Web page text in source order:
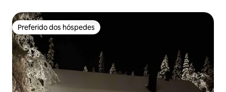
Preferido dos hóspedes
Preferido dos hóspedes